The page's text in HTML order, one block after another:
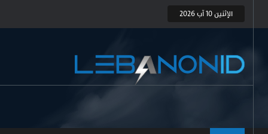
الإثنين 10 آب 2026